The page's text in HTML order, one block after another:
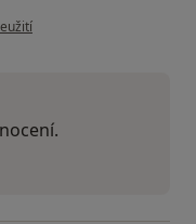
uživatele MARTIN VERNER A